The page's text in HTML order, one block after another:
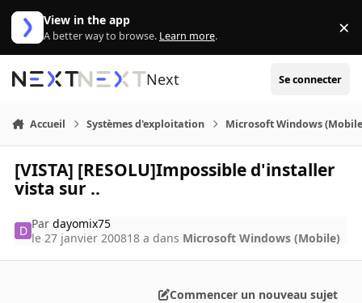
Aller au contenu
View in the app
A better way to browse. Learn more. ×
Next Se connecter
Accueil Systèmes d'exploitation Microsoft Windows
[VISTA] [RESOLU]Impossible d'installer
vista sur ..
Pardayomix75
le 27 janvier 200818 a dans Microsoft Windows (Mobile)
Commencer un nouveau sujet